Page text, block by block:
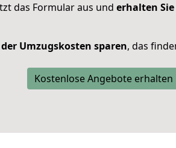
das Formular aus und erhalten
der Umzugskosten sparen, das
Kostenlose Angebote erhalten